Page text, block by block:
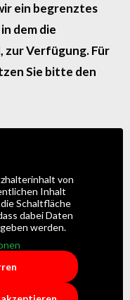
ein begrenztes
dem die
Verfügung. Für
Sie bitte den
von
Inhalt
Schaltfläche
dabei Daten
werden.